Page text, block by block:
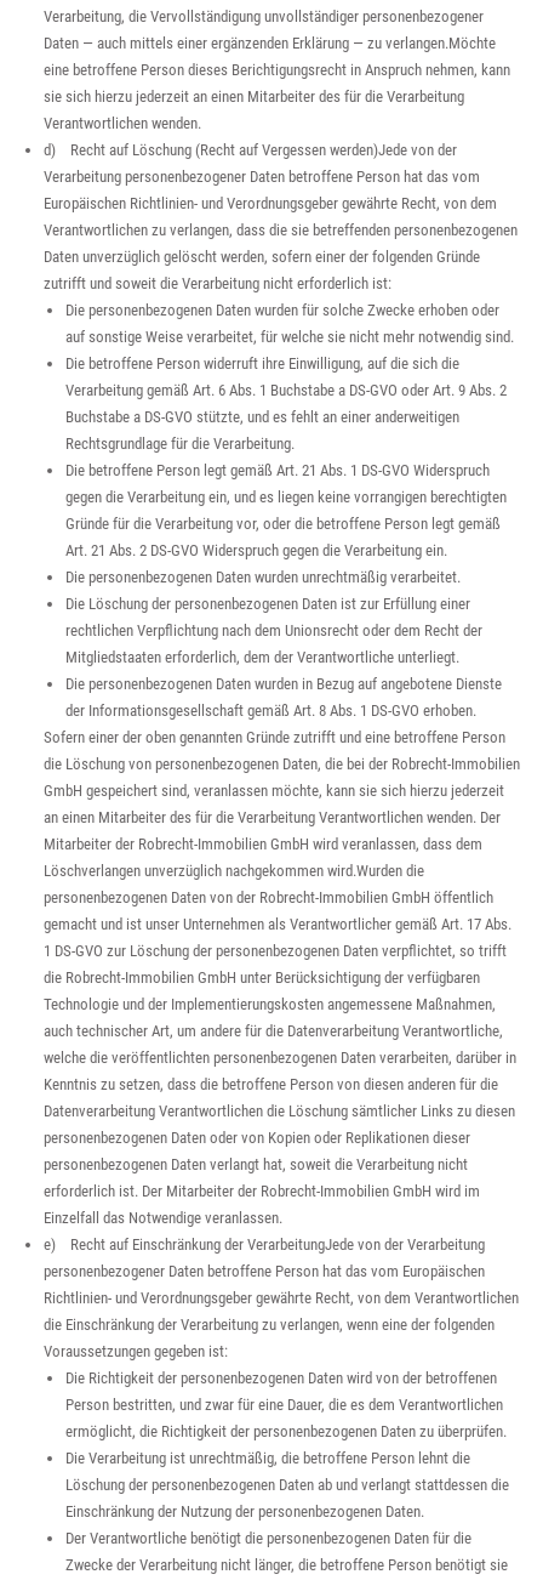
Verarbeitung, die Vervollständigung unvollständiger personenbezogener
Daten — auch mittels einer ergänzenden Erklärung — zu verlangen.Möchte
eine betroffene Person dieses Berichtigungsrecht in Anspruch nehmen, kann
sie sich hierzu jederzeit an einen Mitarbeiter des für die Verarbeitung
Verantwortlichen wenden.
d) Recht auf Löschung (Recht auf Vergessen werden)Jede von der
Verarbeitung personenbezogener Daten betroffene Person hat das vom
Europäischen Richtlinien- und Verordnungsgeber gewährte Recht, von dem
Verantwortlichen zu verlangen, dass die sie betreffenden personenbezogenen
Daten unverzüglich gelöscht werden, sofern einer der folgenden Gründe
zutrifft und soweit die Verarbeitung nicht erforderlich ist:
Die personenbezogenen Daten wurden für solche Zwecke erhoben oder
auf sonstige Weise verarbeitet, für welche sie nicht mehr notwendig sind.
Die betroffene Person widerruft ihre Einwilligung, auf die sich die
Verarbeitung gemäß Art. 6 Abs. 1 Buchstabe a DS-GVO oder Art. 9 Abs. 2
Buchstabe a DS-GVO stützte, und es fehlt an einer anderweitigen
Rechtsgrundlage für die Verarbeitung.
Die betroffene Person legt gemäß Art. 21 Abs. 1 DS-GVO Widerspruch
gegen die Verarbeitung ein, und es liegen keine vorrangigen berechtigten
Gründe für die Verarbeitung vor, oder die betroffene Person legt gemäß
Art. 21 Abs. 2 DS-GVO Widerspruch gegen die Verarbeitung ein.
Die personenbezogenen Daten wurden unrechtmäßig verarbeitet.
Die Löschung der personenbezogenen Daten ist zur Erfüllung einer
rechtlichen Verpflichtung nach dem Unionsrecht oder dem Recht der
Mitgliedstaaten erforderlich, dem der Verantwortliche unterliegt.
Die personenbezogenen Daten wurden in Bezug auf angebotene Dienste
der Informationsgesellschaft gemäß Art. 8 Abs. 1 DS-GVO erhoben.
Sofern einer der oben genannten Gründe zutrifft und eine betroffene Person
die Löschung von personenbezogenen Daten, die bei der Robrecht-Immobilien
GmbH gespeichert sind, veranlassen möchte, kann sie sich hierzu jederzeit
an einen Mitarbeiter des für die Verarbeitung Verantwortlichen wenden. Der
Mitarbeiter der Robrecht-Immobilien GmbH wird veranlassen, dass dem
Löschverlangen unverzüglich nachgekommen wird.Wurden die
personenbezogenen Daten von der Robrecht-Immobilien GmbH öffentlich
gemacht und ist unser Unternehmen als Verantwortlicher gemäß Art. 17 Abs.
1 DS-GVO zur Löschung der personenbezogenen Daten verpflichtet, so trifft
die Robrecht-Immobilien GmbH unter Berücksichtigung der verfügbaren
Technologie und der Implementierungskosten angemessene Maßnahmen,
auch technischer Art, um andere für die Datenverarbeitung Verantwortliche,
welche die veröffentlichten personenbezogenen Daten verarbeiten, darüber in
Kenntnis zu setzen, dass die betroffene Person von diesen anderen für die
Datenverarbeitung Verantwortlichen die Löschung sämtlicher Links zu diesen
personenbezogenen Daten oder von Kopien oder Replikationen dieser
personenbezogenen Daten verlangt hat, soweit die Verarbeitung nicht
erforderlich ist. Der Mitarbeiter der Robrecht-Immobilien GmbH wird im
Einzelfall das Notwendige veranlassen.
e) Recht auf Einschränkung der VerarbeitungJede von der Verarbeitung
personenbezogener Daten betroffene Person hat das vom Europäischen
Richtlinien- und Verordnungsgeber gewährte Recht, von dem Verantwortlichen
die Einschränkung der Verarbeitung zu verlangen, wenn eine der folgenden
Voraussetzungen gegeben ist:
Die Richtigkeit der personenbezogenen Daten wird von der betroffenen
Person bestritten, und zwar für eine Dauer, die es dem Verantwortlichen
ermöglicht, die Richtigkeit der personenbezogenen Daten zu überprüfen.
Die Verarbeitung ist unrechtmäßig, die betroffene Person lehnt die
Löschung der personenbezogenen Daten ab und verlangt stattdessen die
Einschränkung der Nutzung der personenbezogenen Daten.
Der Verantwortliche benötigt die personenbezogenen Daten für die
Zwecke der Verarbeitung nicht länger, die betroffene Person benötigt sie